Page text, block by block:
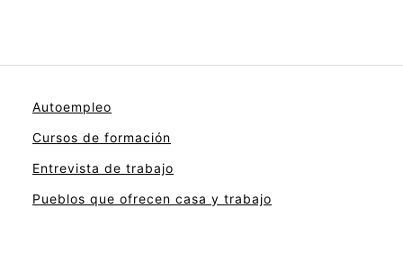
Autoempleo
Cursos de formación
Entrevista de trabajo
Pueblos que ofrecen casa y trabajo